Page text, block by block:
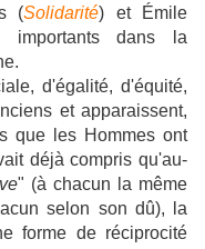
(Solidarité) et Émile
importants dans la
d'égalité, d'équité,
et apparaissent,
que les Hommes ont
déjà compris qu'au-
" (à chacun la même
selon son dû), la
forme de réciprocité